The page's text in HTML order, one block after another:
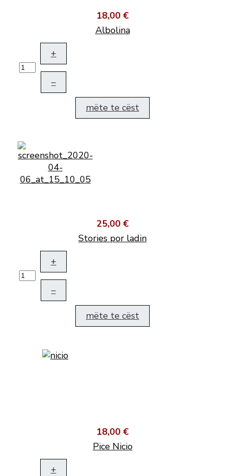
18,00 €
Albolina
+
–
mëte te cëst
25,00 €
Stories por ladin
+
–
mëte te cëst
18,00 €
Pice Nicio
+